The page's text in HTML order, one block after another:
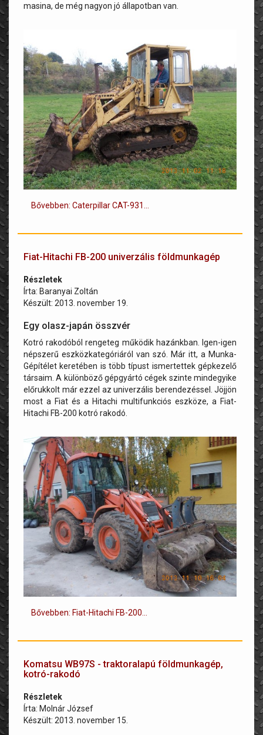
masina, de még nagyon jó állapotban van.
Bővebben: Caterpillar CAT-931...
Fiat-Hitachi FB-200 univerzális földmunkagép
Részletek
Írta: Baranyai Zoltán
Készült: 2013. november 19.
Egy olasz-japán összvér
Kotró rakodóból rengeteg működik hazánkban. Igen-igen
népszerű eszközkategóriáról van szó. Már itt, a Munka-
Gépítélet keretében is több típust ismertettek gépkezelő
társaim. A különböző gépgyártó cégek szinte mindegyike
előrukkolt már ezzel az univerzális berendezéssel. Jöjjön
most a Fiat és a Hitachi multifunkciós eszköze, a Fiat-
Hitachi FB-200 kotró rakodó.
Bővebben: Fiat-Hitachi FB-200...
Komatsu WB97S - traktoralapú földmunkagép,
kotró-rakodó
Részletek
Írta: Molnár József
Készült: 2013. november 15.